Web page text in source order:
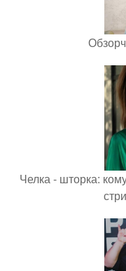
Челка - шторка: